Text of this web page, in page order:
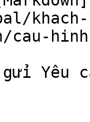
cau-
Yêu